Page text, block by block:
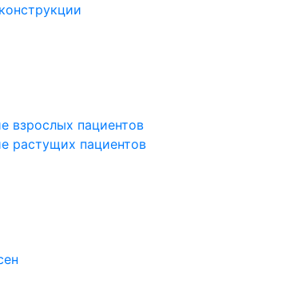
взрослых пациентов
растущих пациентов